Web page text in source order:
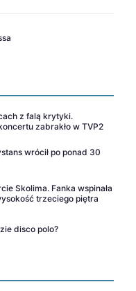
z falą krytyki.
zabrakło w TVP2
wrócił po ponad 30
Skolima. Fanka wspinała
trzeciego piętra
disco polo?